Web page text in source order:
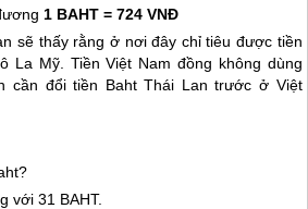
1 BAHT = 724 VNĐ
sẽ thấy rằng ở nơi đây chỉ tiêu được tiền
La Mỹ. Tiền Việt Nam đồng không dùng
cần đổi tiền BahtThái Lan trước ở Việt
với 31 BAHT.